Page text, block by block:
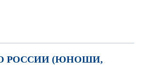
РОССИИ (ЮНОШИ,